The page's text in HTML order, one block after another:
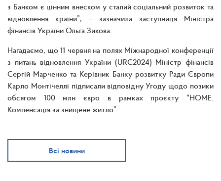
з Банком є цінним внеском у сталий соціальний розвиток та
відновлення країни”, – зазначила заступниця Міністра
фінансів України Ольга Зикова.
Нагадаємо, що 11 червня на полях Міжнародної конференції
з питань відновлення України (URC2024) Міністр фінансів
Сергій Марченко та Керівник Банку розвитку Ради Європи
Карло Монтічеллі підписали відповідну Угоду щодо позики
обсягом 100 млн євро в рамках проєкту “НОМЕ.
Компенсація за знищене житло”.
Всі новини